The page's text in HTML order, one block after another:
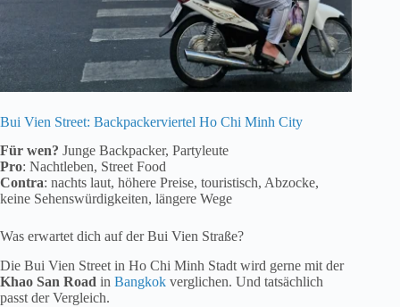
Bui Vien Street: Backpackerviertel Ho Chi Minh City
Für wen? Junge Backpacker, Partyleute
Pro: Nachtleben, Street Food
Contra: nachts laut, höhere Preise, touristisch, Abzocke,
keine Sehenswürdigkeiten, längere Wege
Was erwartet dich auf der Bui Vien Straße?
Die Bui Vien Street in Ho Chi Minh Stadt wird gerne mit der
Khao San Road in Bangkok verglichen. Und tatsächlich
passt der Vergleich.